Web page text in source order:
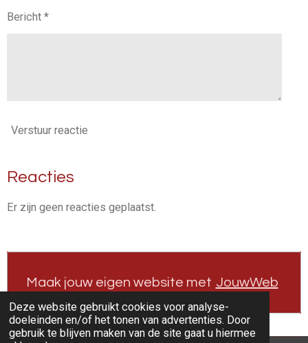
Deze website gebruikt cookies voor analyse-
doeleinden en/of het tonen van advertenties. Door
gebruik te blijven maken van de site gaat u hiermee
Bericht *
Verstuur reactie
Reacties
Er zijn geen reacties geplaatst.
Maak jouw eigen website met JouwWeb